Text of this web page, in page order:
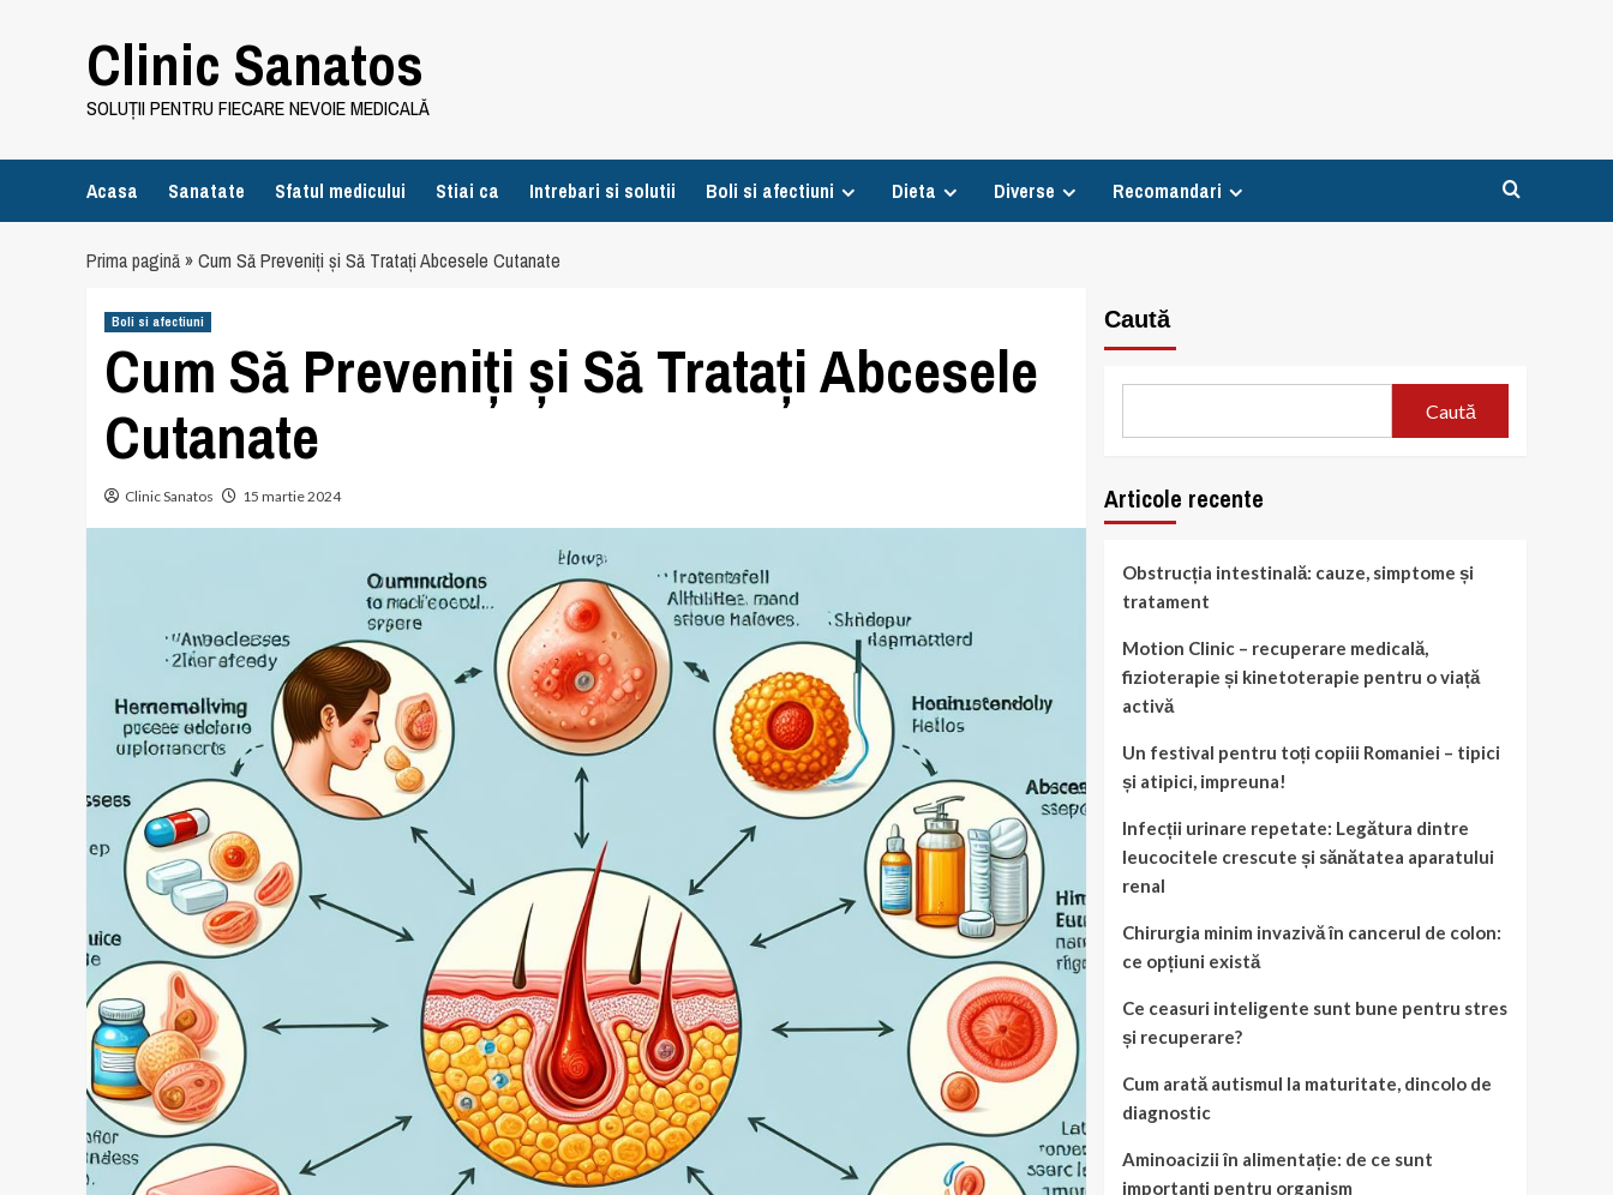
Clinic Sanatos
SOLUȚII PENTRU FIECARE NEVOIE MEDICALĂ
Acasa Sanatate Sfatul medicului Stiai ca Intrebari si solutii Boli si afectiuni Dieta Diverse Recomandari
Prima pagină»Cum Să Preveniți și Să Tratați Abcesele Cutanate
Boli si afectiuni
Cum Să Preveniți și Să Tratați Abcesele
Cutanate
Clinic Sanatos 15 martie 2024
Caută
Caută
Articole recente
Obstrucția intestinală: cauze, simptome și
tratament
Motion Clinic – recuperare medicală,
fizioterapie și kinetoterapie pentru o viață
activă
Un festival pentru toți copiii Romaniei – tipici
și atipici, impreuna!
Infecții urinare repetate: Legătura dintre
leucocitele crescute și sănătatea aparatului
renal
Chirurgia minim invazivă în cancerul de colon:
ce opțiuni există
Ce ceasuri inteligente sunt bune pentru stres
și recuperare?
Cum arată autismul la maturitate, dincolo de
diagnostic
Aminoacizii în alimentație: de ce sunt
importanți pentru organism